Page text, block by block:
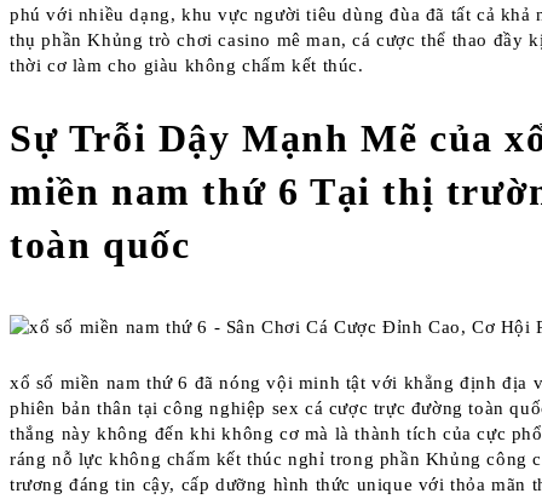
phú với nhiều dạng, khu vực người tiêu dùng đùa đã tất cả khả
thụ phần Khủng trò chơi casino mê man, cá cược thể thao đầy
thời cơ làm cho giàu không chấm kết thúc.
Sự Trỗi Dậy Mạnh Mẽ của
miền nam thứ 6 Tại thị
toàn quốc
xổ số miền nam thứ 6 đã nóng vội minh tật với khẳng định địa
phiên bản thân tại công nghiệp sex cá cược trực đường toàn
thắng này không đến khi không cơ mà là thành tích của cực
ráng nỗ lực không chấm kết thúc nghỉ trong phần Khủng công
trương đáng tin cậy, cấp dưỡng hình thức unique với thỏa mãn